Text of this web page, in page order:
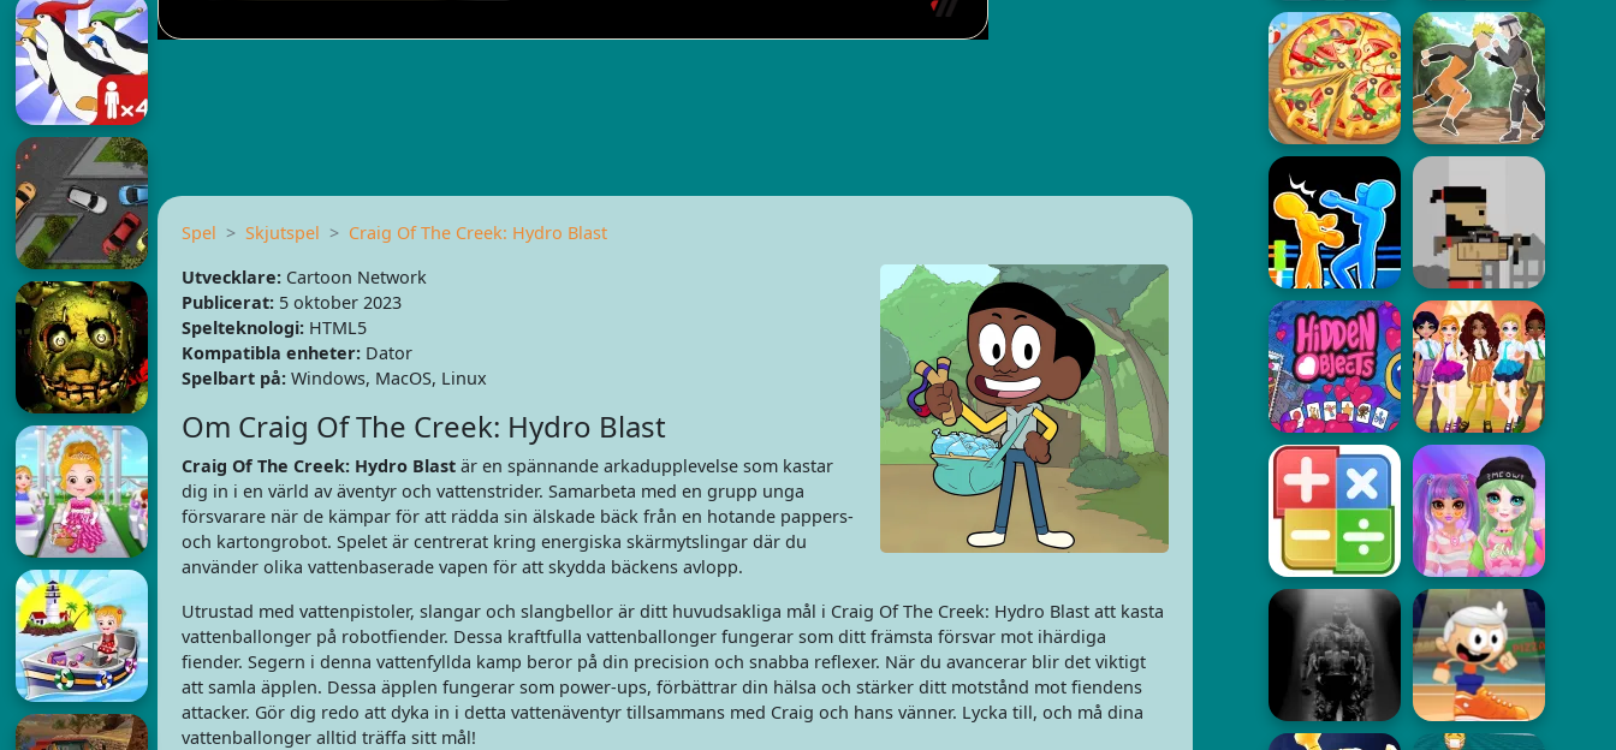
Spel Skjutspel
Craig Of The Creek: Hydro Blast
Utvecklare:Cartoon Network
Publicerat:5 oktober 2023
Spelteknologi:HTML5
Kompatibla enheter:Dator
Spelbart på:Windows, MacOS, Linux
Om Craig Of The Creek: Hydro Blast
Craig Of The Creek: Hydro Blastär en spännande arkadupplevelse som kastar
dig in i en värld av äventyr och vattenstrider. Samarbeta med en grupp unga
försvarare när de kämpar för att rädda sin älskade bäck från en hotande pappers-
och kartongrobot. Spelet är centrerat kring energiska skärmytslingar där du
använder olika vattenbaserade vapen för att skydda bäckens avlopp.
Utrustad med vattenpistoler, slangar och slangbellor är ditt huvudsakliga mål i Craig Of The Creek: Hydro Blast att kasta
vattenballonger på robotfiender. Dessa kraftfulla vattenballonger fungerar som ditt främsta försvar mot ihärdiga
fiender. Segern i denna vattenfyllda kamp beror på din precision och snabba reflexer. När du avancerar blir det viktigt
att samla äpplen. Dessa äpplen fungerar som power-ups, förbättrar din hälsa och stärker ditt motstånd mot fiendens
attacker. Gör dig redo att dyka in i detta vattenäventyr tillsammans med Craig och hans vänner. Lycka till, och må dina
vattenballonger alltid träffa sitt mål!